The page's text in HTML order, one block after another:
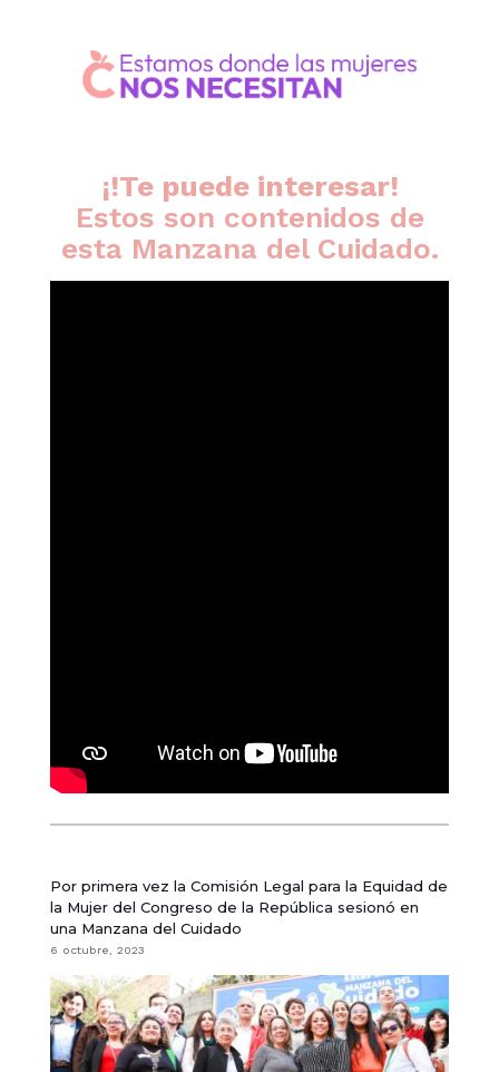
¡!Te puede interesar!
Estos son contenidos de
esta Manzana del Cuidado.
Por primera vez la Comisión Legal para la Equidad de
la Mujer del Congreso de la República sesionó en
una Manzana del Cuidado
6 octubre, 2023